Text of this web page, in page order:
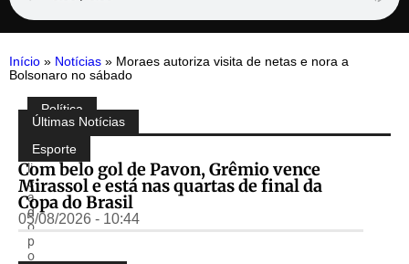
Início » Notícias » Moraes autoriza visita de netas e nora a
Bolsonaro no sábado
Compartilhe:
Política
P
b
li
c
a
d
o
p
o
Últimas Notícias
Esporte
Com belo gol de Pavon, Grêmio vence
Mirassol e está nas quartas de final da
Copa do Brasil
05/08/2026 - 10:44